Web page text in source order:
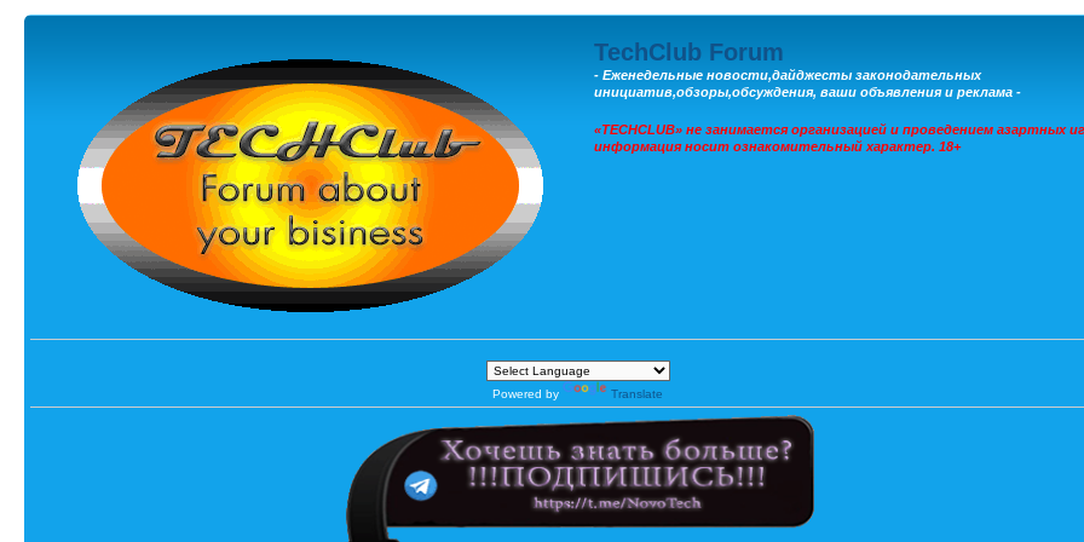
TechClub Forum
- Еженедельные новости,дайджесты законодательных
инициатив,обзоры,обсуждения, ваши объявления и реклама -
«TECHCLUB» не занимается организацией и проведением азартных
информация носит ознакомительный характер. 18+
Powered by Translate